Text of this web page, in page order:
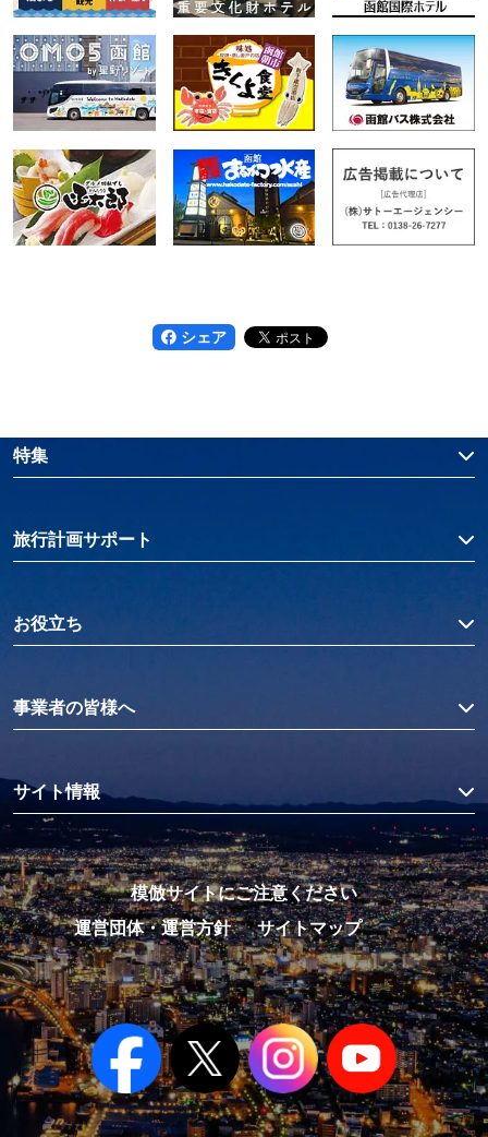
シェア
特集
旅行計画サポート
お役立ち
事業者の皆様へ
サイト情報
模倣サイトにご注意ください
運営団体・運営方針
サイトマップ